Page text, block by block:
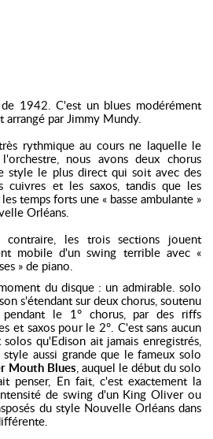
1942. C'est un blues modérément
arrangé par Jimmy Mundy.
rythmique au cours ne laquelle le
nous avons deux chorus
style le plus direct qui soit avec des
cuivres et les saxos, tandis que les
temps forts une « basse ambulante »
Orléans.
les trois sections jouent
mobile d'un swing terrible avec «
» de piano.
du disque : un admirable. solo
s'étendant sur deux chorus, soutenu
le 1° chorus, par des riffs
et saxos pour le 2°. C'est sans aucun
qu'Edison ait jamais enregistrés,
aussi grande que le fameux solo
Mouth Blues, auquel le début du solo
penser, En fait, c'est exactement la
de swing d'un King Oliver ou
du style Nouvelle Orléans dans